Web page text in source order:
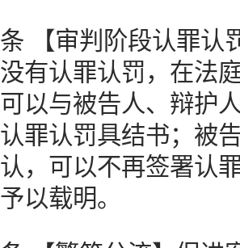
审判阶段认罪认
有认罪认罚，在法
以与被告人、辩护
罪认罚具结书；被
，可以不再签署认
以载明。